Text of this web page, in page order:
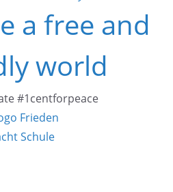
a free and
world
#1centforpeace